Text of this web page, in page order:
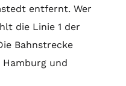
entfernt. Wer
die Linie 1 der
Bahnstrecke
und